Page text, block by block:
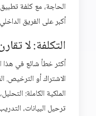
الحاجة، مع كلفة
أكبر على الفريق
التكلفة: لا
أكثر خطأ شائع في هذا
الاشتراك أو
الملكية الكاملة:
ترحيل البيانات،